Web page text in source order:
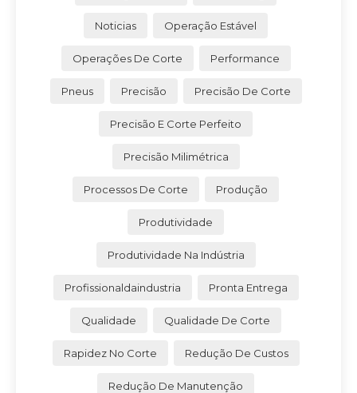
Noticias Operação Estável
Operações De Corte Performance
Pneus Precisão Precisão De Corte
Precisão E Corte Perfeito
Precisão Milimétrica
Processos De Corte Produção
Produtividade
Produtividade Na Indústria
Profissionaldaindustria Pronta Entrega
Qualidade Qualidade De Corte
Rapidez No Corte Redução De Custos
Redução De Manutenção